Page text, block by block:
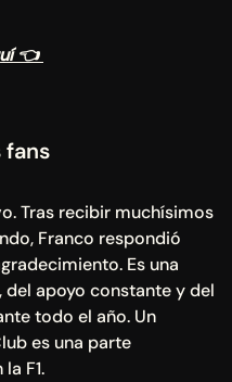
👈
fans
Tras recibir muchísimos
Franco respondió
Es una
apoyo constante y del
todo el año. Un
es una parte
F1.